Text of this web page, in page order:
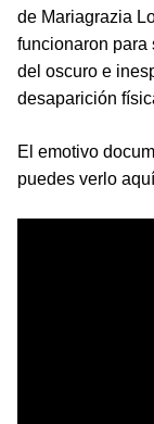
de Mariagrazia
funcionaron para
del oscuro e
desaparición
El emotivo
puedes verlo